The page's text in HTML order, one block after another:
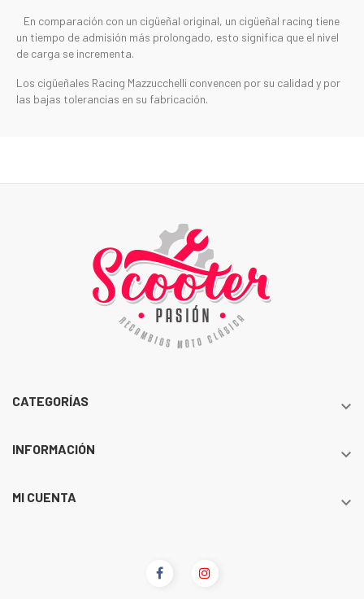
En comparación con un cigüeñal original, un cigüeñal racing tiene
un tiempo de admisión más prolongado, esto significa que el nivel
de carga se incrementa.
Los cigüeñales Racing Mazzucchelli convencen por su calidad y por
las bajas tolerancias en su fabricación.
CATEGORÍAS 
INFORMACIÓN 
MI CUENTA 